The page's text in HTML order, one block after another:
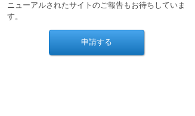
ニューアルされたサイトのご報告もお待ちしていま
す。